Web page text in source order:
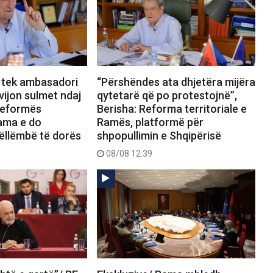
ambasadori
sulmet ndaj
e do
të dorës
“Përshëndes ata dhjetëra mijëra
qytetarë që po protestojnë”,
Berisha: Reforma territoriale e
Ramës, platformë për
shpopullimin e Shqipërisë
08/08 12:39